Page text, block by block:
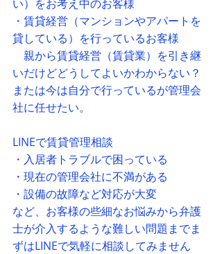
い）をお考え中のお客様
・賃貸経営（マンションやアパートを
貸している）を行っているお客様
親から賃貸経営（賃貸業）を引き継
いだけどどうしてよいかわからない？
または今は自分で行っているが管理会
社に任せたい。
LINEで賃貸管理相談
・入居者トラブルで困っている
・現在の管理会社に不満がある
・設備の故障など対応が大変
など、お客様の些細なお悩みから弁護
士が介入するような難しい問題までま
ずはLINEで気軽に相談してみません